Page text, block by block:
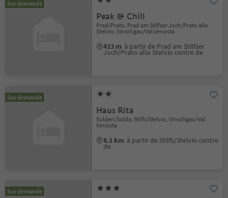
Sur demande
Peak & Chill
Prad/Prato, Prad am Stilfser Joch/Prato allo
Stelvio, Vinschgau/Val Venosta
423 m à partir de Prad am Stilfser
Joch/Prato allo Stelvio centre de
Sur demande
Haus Rita
Sulden/Solda, Stilfs/Stelvio, Vinschgau/Val
Venosta
8.1 km à partir de Stilfs/Stelvio centre
de
Sur demande